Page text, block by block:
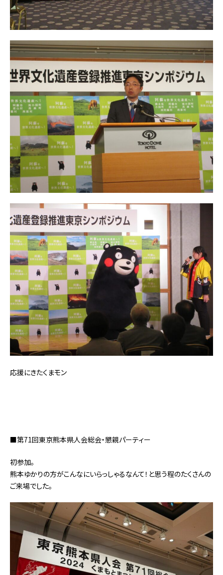
応援にきたくまモン
■第71回東京熊本県人会総会・懇親パーティー
初参加。
熊本ゆかりの方がこんなにいらっしゃるなんて！と思う程のたくさんの
ご来場でした。